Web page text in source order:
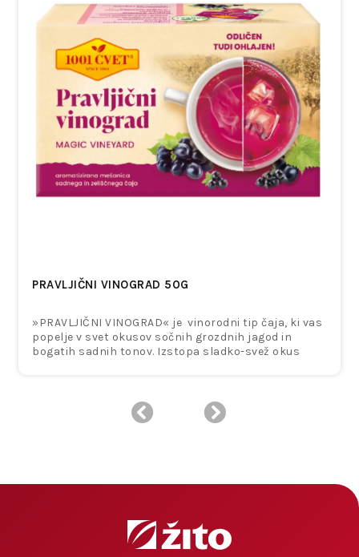
PRAVLJIČNI VINOGRAD 50G
»PRAVLJIČNI VINOGRAD« je vinorodni tip čaja, ki vas
popelje v svet okusov sočnih grozdnih jagod in
bogatih sadnih tonov. Izstopa sladko-svež okus